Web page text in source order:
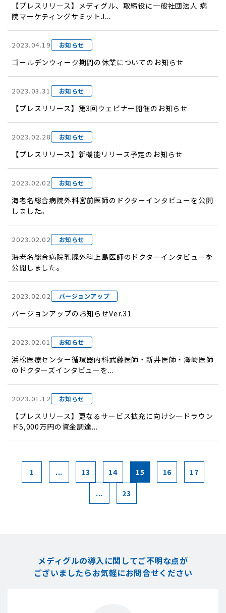
【プレスリリース】メディグル、取締役に一般社団法人 病
院マーケティングサミットJ...
2023.04.19 お知らせ
ゴールデンウィーク期間の休業についてのお知らせ
2023.03.31 お知らせ
【プレスリリース】第3回ウェビナー開催のお知らせ
2023.02.28 お知らせ
【プレスリリース】新機能リリース予定のお知らせ
2023.02.02 お知らせ
海老名総合病院外科宮前医師のドクターインタビューを公開
しました。
2023.02.02 お知らせ
海老名総合病院乳腺外科上島医師のドクターインタビューを
公開しました。
2023.02.02 バージョンアップ
バージョンアップのお知らせVer.31
2023.02.01 お知らせ
浜松医療センター循環器内科武藤医師・新井医師・澤崎医師
のドクターズインタビューを...
2023.01.12 お知らせ
【プレスリリース】更なるサービス拡充に向けシードラウン
ド5,000万円の資金調達...
1 ... 13 14 15 16 17
... 23
メディグルの導入に関してご不明な点が
ございましたらお気軽にお問合せください